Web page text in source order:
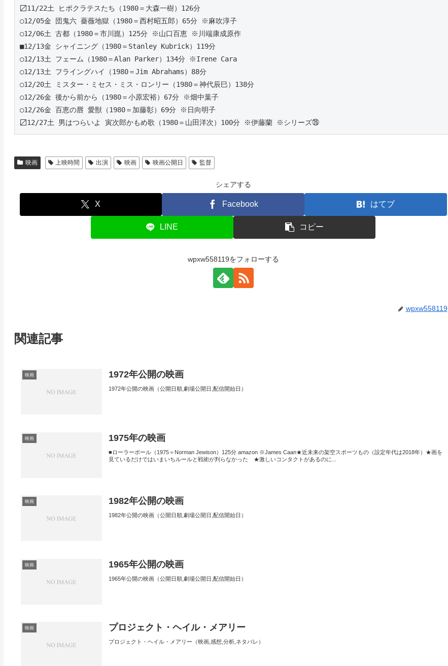
〼11/22土 ヒポクラテスたち（1980＝大森一樹）126分
○12/05金 団鬼六 薔薇地獄（1980＝西村昭五郎）65分 ※麻吹淳子
○12/06土 古都（1980＝市川崑）125分 ※山口百恵 ※川端康成原作
■12/13金 シャイニング（1980＝Stanley Kubrick）119分
○12/13土 フェーム（1980＝Alan Parker）134分 ※Irene Cara
○12/13土 フライングハイ（1980＝Jim Abrahams）88分
○12/20土 ミスター・ミセス・ミス・ロンリー（1980＝神代辰巳）138分
○12/26金 後から前から（1980＝小原宏裕）67分 ※畑中葉子
○12/26金 百恵の唇 愛獣（1980＝加藤彰）69分 ※日向明子
〼12/27土 男はつらいよ 寅次郎かもめ歌（1980＝山田洋次）100分 ※伊藤蘭 ※シリーズ㉖
映画 上映時間 出演 映画 映画公開日 監督
シェアする
X Facebook はてブ
LINE コピー
wpxw558119をフォローする
wpxw558119
関連記事
映画 1972年公開の映画
1972年公開の映画（公開日順,劇場公開日,配信開始日）
映画 1975年の映画
■ローラーボール（1975＝Norman Jewison）125分 amazon ※James Caan★近未来の架空スポーツもの（設定年代は2018年）★画を
見ているだけではいまいちルールと戦術が判らなかった ★激しいコンタクトがあるのに...
映画 1982年公開の映画
1982年公開の映画（公開日順,劇場公開日,配信開始日）
映画 1965年公開の映画
1965年公開の映画（公開日順,劇場公開日,配信開始日）
映画 プロジェクト・ヘイル・メアリー
プロジェクト・ヘイル・メアリー（映画,感想,分析,ネタバレ）